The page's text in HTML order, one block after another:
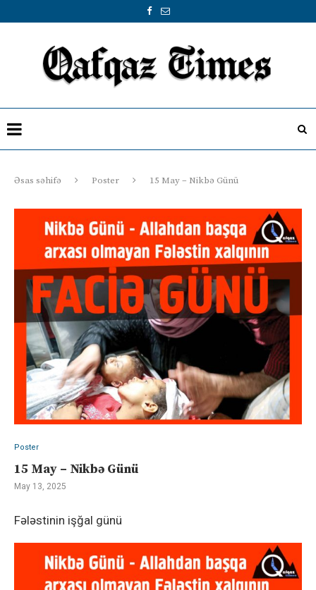
Əsas səhifə Poster 15 May – Nikbə Günü
Poster
15 May – Nikbə Günü
May 13, 2025
Fələstinin işğal günü